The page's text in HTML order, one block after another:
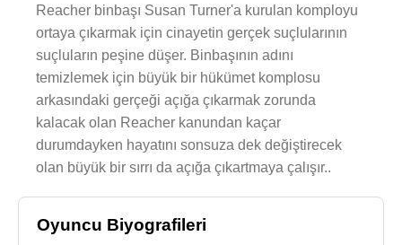
Reacher binbaşı Susan Turner'a kurulan komployu
ortaya çıkarmak için cinayetin gerçek suçlularının
suçluların peşine düşer. Binbaşının adını
temizlemek için büyük bir hükümet komplosu
arkasındaki gerçeği açığa çıkarmak zorunda
kalacak olan Reacher kanundan kaçar
durumdayken hayatını sonsuza dek değiştirecek
olan büyük bir sırrı da açığa çıkartmaya çalışır..
Oyuncu Biyografileri